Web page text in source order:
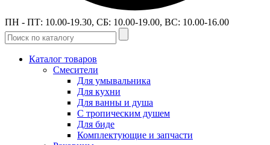
ПН - ПТ: 10.00-19.30, СБ: 10.00-19.00, ВС: 10.00-16.00
Каталог товаров
Смесители
Для умывальника
Для кухни
Для ванны и душа
С тропическим душем
Для биде
Комплектующие и запчасти